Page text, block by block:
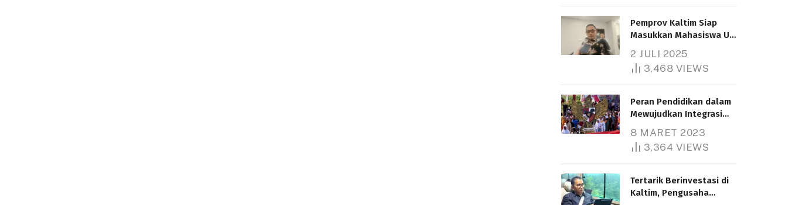
Pemprov Kaltim Siap
Masukkan Mahasiswa UT
Bantuan Pendidikan
Gratispol
2 JULI 2025
3,468 VIEWS
Peran Pendidikan dalam
Mewujudkan Integrasi
8 MARET 2023
3,364 VIEWS
Tertarik Berinvestasi di
Kaltim, Pengusaha